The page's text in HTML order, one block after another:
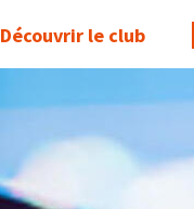
Découvrir le club